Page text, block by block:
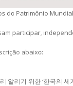
do Patrimônio
participar,
abaixo:
리기 위한 ‘한국의